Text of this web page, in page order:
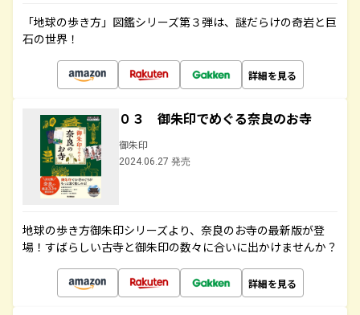
「地球の歩き方」図鑑シリーズ第３弾は、謎だらけの奇岩と巨
石の世界！
詳細を見る
０３ 御朱印でめぐる奈良のお寺
御朱印
2024.06.27 発売
地球の歩き方御朱印シリーズより、奈良のお寺の最新版が登
場！すばらしい古寺と御朱印の数々に合いに出かけませんか？
詳細を見る